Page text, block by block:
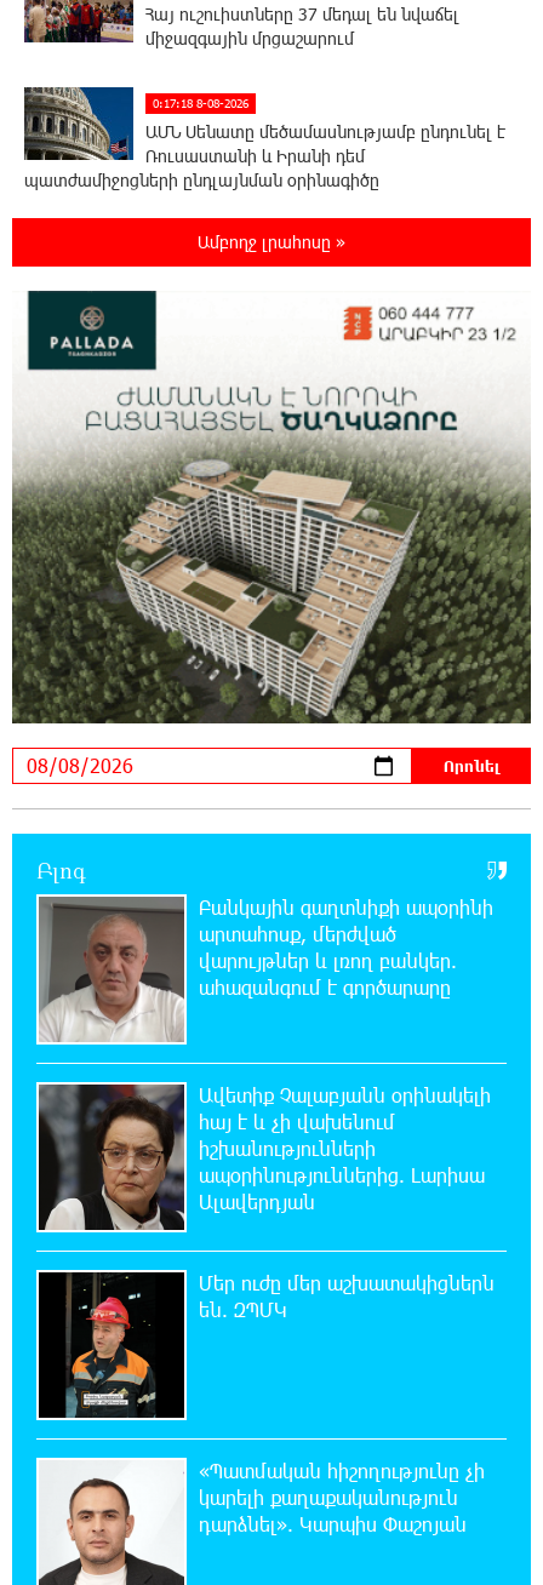
Հայ ուշուիստները 37 մեդալ են նվաճել
միջազգային մրցաշարում
0:17:18 8-08-2026
ԱՄՆ Սենատը մեծամասնությամբ ընդունել է
Ռուսաստանի և Իրանի դեմ
պատժամիջոցների ընդլայնման օրինագիծը
0:00:14 8-08-2026
Երգչուհի Բեյոնսեն ​​4 դատական հայց է
ներկայացրել Թուրքիայում
Երևանյան լճում իրականացվել են մաքրման
աշխատանքներ
23:22:54 7-08-2026
Իտալական Սիցիլիա կղզում ժայթքել է
Էտնա հրաբուխը
22:59:55 7-08-2026
Պայթյուն՝ Իրանում․ հաղորդվում է զոհերի
ու վիրավորների մասին
22:40:18 7-08-2026
«Ռեալը» հայտարարել է Դիոմանդեի
22:21:15 7-08-2026
Վանաձորում բшխվել են «Jeep Cherokee»-ն և
22:03:58 7-08-2026
Մասկը մերժել է Կիևի խնդրանքը՝
օգտագործել Starlink-ը Ռուսաստանի դեմ
հարվшծները կառավարելու համար
21:45:44 7-08-2026
Երևանում և մարզերում էլեկտրաէներգիայի
ընդհատումներ կլինեն
21:26:16 7-08-2026
Ստեփանավանում ռուս կին է փորձել
զարգանա Հայաստանի տնտեսությունը ու
հետո գնա ԵՄ. Արշակ Կարապետյան
21:07:27 7-08-2026
ԱՄՆ վերաքննիչ դատարանը արգելափակել
է Թրամփի 400 միլիոն դոլար արժողությամբ
Սպիտակ տան պարահանդեսային դահլիճի նախագիծը
Ամբողջ լրահոսը »
Բլոգ
Բանկային գաղտնիքի ապօրինի
արտահոսք, մերժված
վարույթներ և լռող բանկեր.
ահազանգում է գործարարը
Ավետիք Չալաբյանն օրինակելի
հայ է և չի վախենում
իշխանությունների
ապօրինություններից. Լարիսա
Ալավերդյան
Մեր ուժը մեր աշխատակիցներն
են. ԶՊՄԿ
«Պատմական հիշողությունը չի
կարելի քաղաքականություն
դարձնել». Կարպիս Փաշոյան